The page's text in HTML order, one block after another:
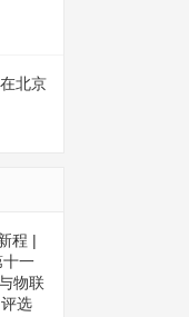
北京
程 |
一
物联
选